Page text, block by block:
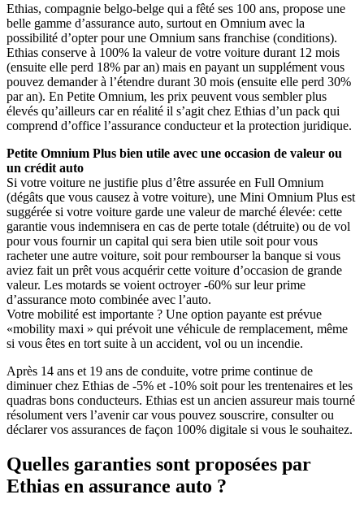
Ethias, compagnie belgo-belge qui a fêté ses 100 ans, propose une
belle gamme d’assurance auto, surtout en Omnium avec la
possibilité d’opter pour une Omnium sans franchise (conditions).
Ethias conserve à 100% la valeur de votre voiture durant 12 mois
(ensuite elle perd 18% par an) mais en payant un supplément vous
pouvez demander à l’étendre durant 30 mois (ensuite elle perd 30%
par an). En Petite Omnium, les prix peuvent vous sembler plus
élevés qu’ailleurs car en réalité il s’agit chez Ethias d’un pack qui
comprend d’office l’assurance conducteur et la protection juridique.
Petite Omnium Plus bien utile avec une occasion de valeur ou
un crédit auto
Si votre voiture ne justifie plus d’être assurée en Full Omnium
(dégâts que vous causez à votre voiture), une Mini Omnium Plus est
suggérée si votre voiture garde une valeur de marché élevée: cette
garantie vous indemnisera en cas de perte totale (détruite) ou de vol
pour vous fournir un capital qui sera bien utile soit pour vous
racheter une autre voiture, soit pour rembourser la banque si vous
aviez fait un prêt vous acquérir cette voiture d’occasion de grande
valeur. Les motards se voient octroyer -60% sur leur prime
d’assurance moto combinée avec l’auto.
Votre mobilité est importante ? Une option payante est prévue
«mobility maxi » qui prévoit une véhicule de remplacement, même
si vous êtes en tort suite à un accident, vol ou un incendie.
Après 14 ans et 19 ans de conduite, votre prime continue de
diminuer chez Ethias de -5% et -10% soit pour les trentenaires et les
quadras bons conducteurs. Ethias est un ancien assureur mais tourné
résolument vers l’avenir car vous pouvez souscrire, consulter ou
déclarer vos assurances de façon 100% digitale si vous le souhaitez.
Quelles garanties sont proposées par
Ethias en assurance auto ?